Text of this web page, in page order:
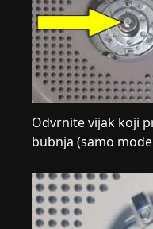
Odvrnite vijak koji
bubnja (samo